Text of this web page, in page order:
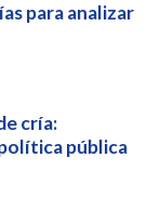
para analizar
cría:
pública